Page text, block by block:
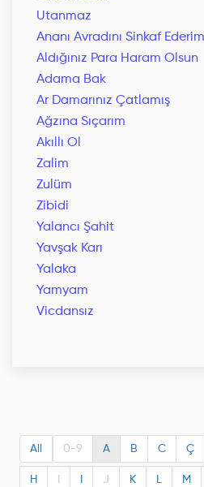
Utanmaz
Ananı Avradını Sinkaf
Aldığınız Para Haram Olsun
Adama Bak
Ar Damarınız Çatlamış
Ağzına Sıçarım
Akıllı Ol
Zalim
Zulüm
Zibidi
Yalancı Şahit
Yavşak Karı
Yalaka
Yamyam
Vicdansız
All 0-9 A B C Ç
H J K L M